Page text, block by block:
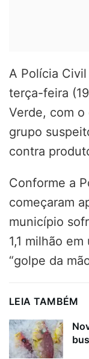
A Polícia
terça-feira
Verde, com
grupo
contra
Conforme a
começaram
município
1,1 milhão
“golpe da
LEIA TAMBÉM